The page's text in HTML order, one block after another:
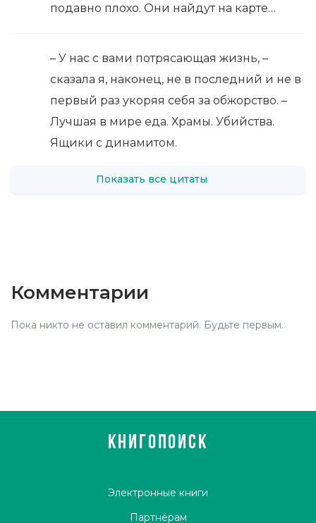
подавно плохо. Они найдут на карте…
– У нас с вами потрясающая жизнь, –
сказала я, наконец, не в последний и не в
первый раз укоряя себя за обжорство. –
Лучшая в мире еда. Храмы. Убийства.
Ящики с динамитом.
Показать все цитаты
Комментарии
Пока никто не оставил комментарий. Будьте первым.
КНИГОПОИСК
Электронные книги
Партнёрам